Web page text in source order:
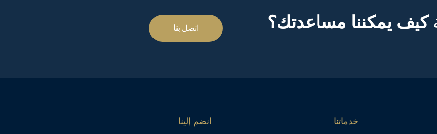
كيف يمكننا مساعدتك؟ اتصلبنا
خدماتنا انضم إلينا